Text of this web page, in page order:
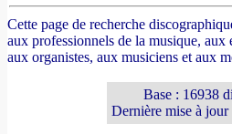
Cette page de recherche
aux professionnels de la musique, aux
aux organistes, aux musiciens et aux
Base : 16938
Dernière mise à